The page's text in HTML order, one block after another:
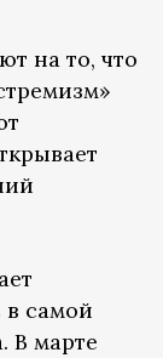
на то, что
в самой
В марте